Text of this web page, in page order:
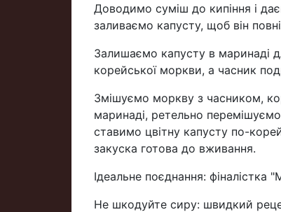
Доводимо суміш до кипіння і
заливаємо капусту, щоб він
Залишаємо капусту в маринаді
корейської моркви, а часник
Змішуємо моркву з часником,
маринаді, ретельно
ставимо цвітну капусту по-
закуска готова до вживання.
Ідеальне поєднання:
Не шкодуйте сиру: швидкий